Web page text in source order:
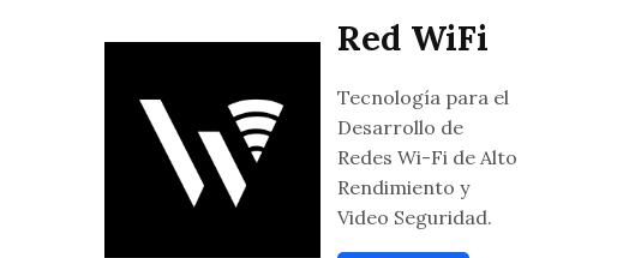
Red WiFi
Tecnología para el
Desarrollo de
Redes Wi-Fi de Alto
Rendimiento y
Video Seguridad.